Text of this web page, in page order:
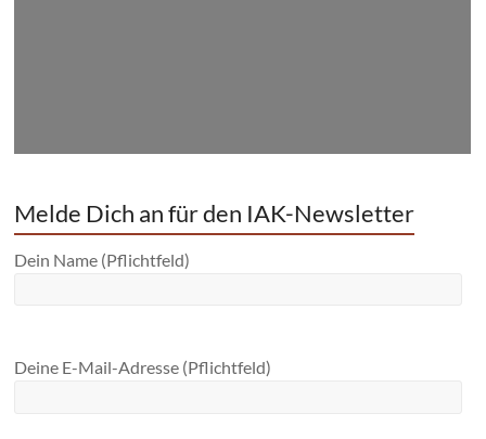
Melde Dich an für den IAK-Newsletter
Dein Name (Pflichtfeld)
Deine E-Mail-Adresse (Pflichtfeld)